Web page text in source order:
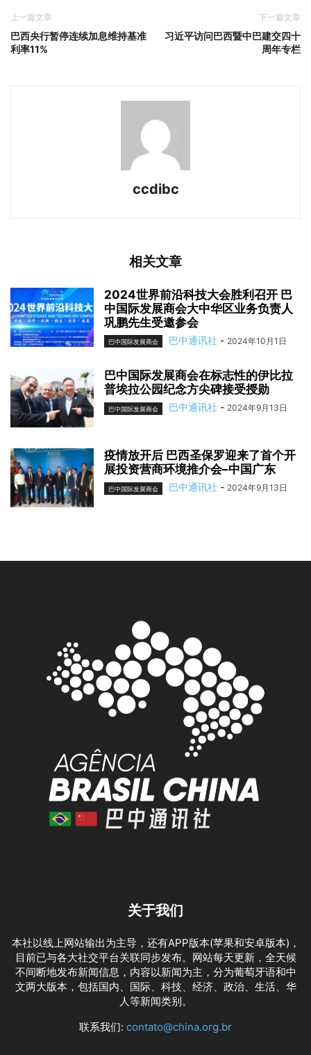
上一篇文章
巴西央行暂停连续加息维持基准
利率11%
下一篇文章
习近平访问巴西暨中巴建交四十
周年专栏
ccdibc
相关文章
2024世界前沿科技大会胜利召开 巴
中国际发展商会大中华区业务负责人
巩鹏先生受邀参会
巴中国际发展商会 巴中通讯社 - 2024年10月1日
巴中国际发展商会在标志性的伊比拉
普埃拉公园纪念方尖碑接受授勋
巴中国际发展商会 巴中通讯社 - 2024年9月13日
疫情放开后 巴西圣保罗迎来了首个开
展投资营商环境推介会–中国广东
巴中国际发展商会 巴中通讯社 - 2024年9月13日
关于我们
本社以线上网站输出为主导，还有APP版本(苹果和安卓版本)，
目前已与各大社交平台关联同步发布。网站每天更新，全天候
不间断地发布新闻信息，内容以新闻为主，分为葡萄牙语和中
文两大版本，包括国内、国际、科技、经济、政治、生活、华
人等新闻类别。
联系我们: contato@china.org.br